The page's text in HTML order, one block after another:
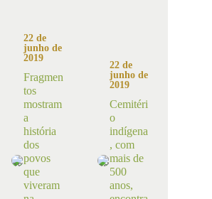
22 de
junho de
2019
Fragmen
tos
mostram
a
história
dos
povos
que
viveram
22 de
junho de
2019
Cemitéri
o
indígena
, com
mais de
500
anos,